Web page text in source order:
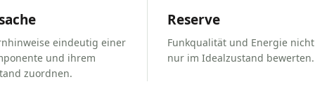
eindeutig einer
und ihrem
zuordnen.
Reserve
Funkqualität und Energie nicht
nur im Idealzustand bewerten.